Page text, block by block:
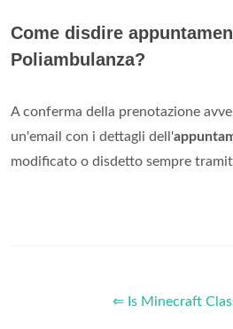
Come disdire
Poliambulanza?
A conferma della prenotazione
un'email con i dettagli dell'
modificato o disdetto sempre
⇐ Is Minecraft